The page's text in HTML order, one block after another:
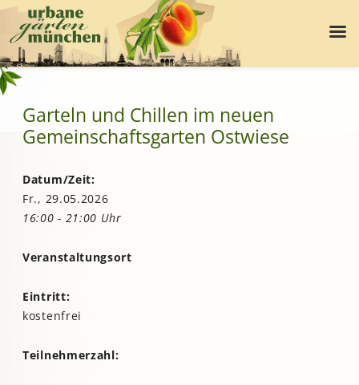
Garteln und Chillen im neuen
Gemeinschaftsgarten Ostwiese
Datum/Zeit:
Fr., 29.05.2026
16:00 - 21:00 Uhr
Veranstaltungsort
Eintritt:
kostenfrei
Teilnehmerzahl: